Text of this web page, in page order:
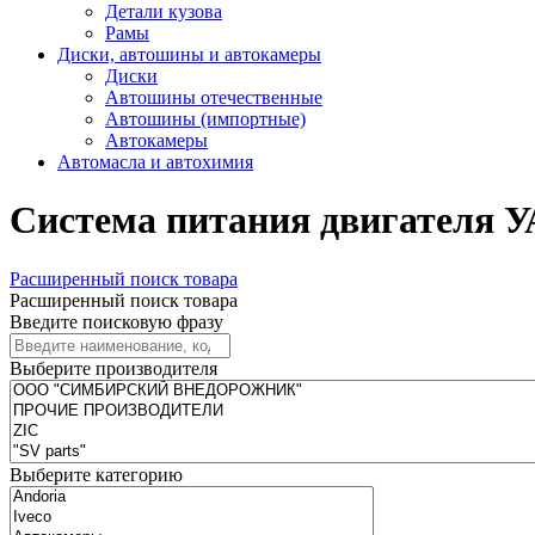
Детали кузова
Рамы
Диски, автошины и автокамеры
Диски
Автошины отечественные
Автошины (импортные)
Автокамеры
Автомасла и автохимия
Система питания двигателя
Расширенный поиск товара
Расширенный поиск товара
Введите поисковую фразу
Выберите производителя
Выберите категорию